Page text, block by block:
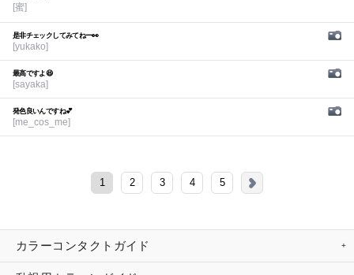
[蜜]
是非チェックしてみてねー👀
[yukako]
最高ですよ😆
[sayaka]
発色良いんですね💕︎
[me_cos_me]
1 2 3 4 5
カラーコンタクトガイド